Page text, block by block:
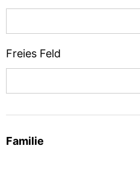
Freies Feld
Familie